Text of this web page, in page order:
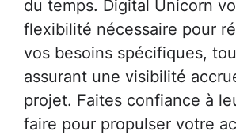
du temps. Digital Unicorn
flexibilité nécessaire pour
vos besoins spécifiques,
assurant une visibilité
projet. Faites confiance à
faire pour propulser votre